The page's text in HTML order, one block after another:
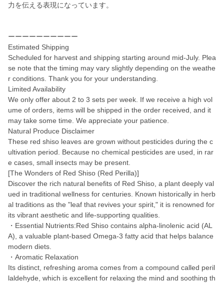
力を伝える表現になっています。
ーーーーーーーーーー
Estimated Shipping
Scheduled for harvest and shipping starting around mid-July. Plea
se note that the timing may vary slightly depending on the weathe
r conditions. Thank you for your understanding.
Limited Availability
We only offer about 2 to 3 sets per week. If we receive a high vol
ume of orders, items will be shipped in the order received, and it
may take some time. We appreciate your patience.
Natural Produce Disclaimer
These red shiso leaves are grown without pesticides during the c
ultivation period. Because no chemical pesticides are used, in rar
e cases, small insects may be present.
[The Wonders of Red Shiso (Red Perilla)]
Discover the rich natural benefits of Red Shiso, a plant deeply val
ued in traditional wellness for centuries. Known historically in herb
al traditions as the "leaf that revives your spirit," it is renowned for
its vibrant aesthetic and life-supporting qualities.
・Essential Nutrients:Red Shiso contains alpha-linolenic acid (AL
A), a valuable plant-based Omega-3 fatty acid that helps balance
modern diets.
・Aromatic Relaxation
Its distinct, refreshing aroma comes from a compound called peril
laldehyde, which is excellent for relaxing the mind and soothing th